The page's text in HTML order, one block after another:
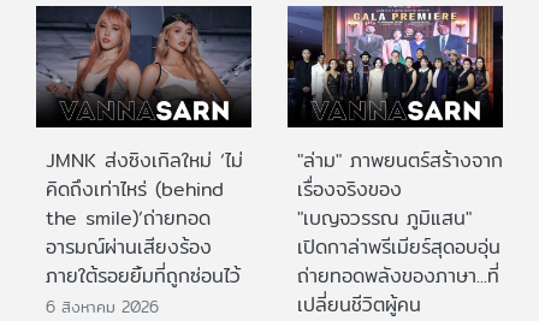
JMNK ส่งซิงเกิลใหม่ ‘ไม่
คิดถึงเท่าไหร่ (behind
the smile)’ถ่ายทอด
อารมณ์ผ่านเสียงร้อง
ภายใต้รอยยิ้มที่ถูกซ่อนไว้
6 สิงหาคม 2026
"ล่าม" ภาพยนตร์สร้างจาก
เรื่องจริงของ
"เบญจวรรณ ภูมิแสน"
เปิดกาล่าพรีเมียร์สุดอบอุ่น
ถ่ายทอดพลังของภาษา...ที่
เปลี่ยนชีวิตผู้คน